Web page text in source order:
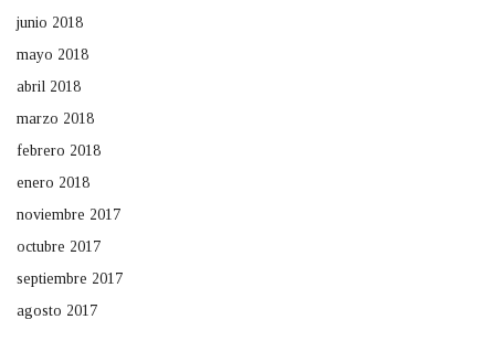
junio 2018
mayo 2018
abril 2018
marzo 2018
febrero 2018
enero 2018
noviembre 2017
octubre 2017
septiembre 2017
agosto 2017